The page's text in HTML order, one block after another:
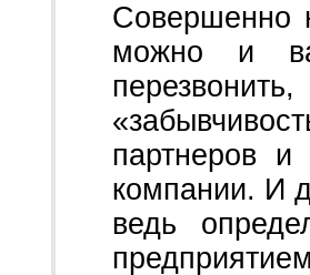
Совершенно
можно и
партнеров и
компании. И
ведь